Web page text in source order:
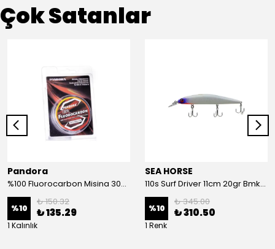
Çok Satanlar
Pandora
%100 Fluorocarbon Misina 30mt 0,41mm
%10
₺ 150.32
₺ 135.29
1 Kalınlık
SEA HORSE
110s Surf Driver 11cm 20gr Bmk-05#
%10
₺ 345.00
₺ 310.50
1 Renk